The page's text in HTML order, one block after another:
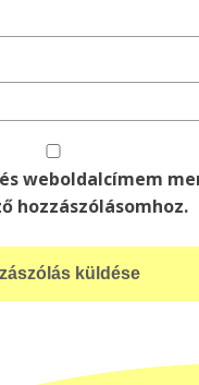
weboldalcímem
hozzászólásomhoz.